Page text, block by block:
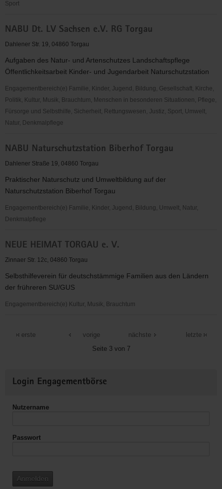
Sport
Pflückuff
e.V.
ADAC
NABU Dt. LV Sachsen e.V. RG Torgau
Dahlener Str. 19, 04860 Torgau
Aufgaben des Natur- und Artenschutzes Landschaftspflege
Öffentlichkeitsarbeit Kinder- und Jugendarbeit Naturschutzstation
Engagementbereich(e) Familie, Kinder, Jugend, Bildung, Gesellschaft, Kirche,
Politik, Kultur, Musik, Brauchtum, Menschen in besonderen Situationen, Pflege,
Fürsorge und Selbsthilfe, Sicherheit, Rettungswesen, Justiz, Sport, Umwelt,
Natur, Denkmalpflege
Dt.
LV
e.V.
RG
Torgau
NABU Naturschutzstation Biberhof Torgau
Dahlener Straße 19, 04860 Torgau
Praktischer Naturschutz und Umweltbildung auf der
Naturschutzstation Biberhof Torgau
Engagementbereich(e) Familie, Kinder, Jugend, Bildung, Umwelt, Natur,
Denkmalpflege
Naturschutzstation
Biberhof
NEUE HEIMAT TORGAU e. V.
Zinnaer Str. 12c, 04860 Torgau
Selbsthilfeverein für deutschstämmige Familien aus den Ländern
der frühreren SU/GUS
Engagementbereich(e) Kultur, Musik, Brauchtum
erste
vorige
Seite 3 von 7
nächste letzte
Informationen
Login Engagementbörse
Nutzername
Passwort
Anmelden